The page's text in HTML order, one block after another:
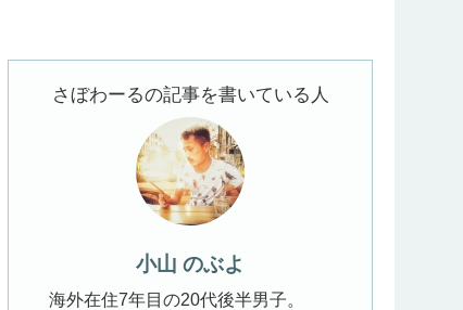
さぼわーるの記事を書いている人
小山 のぶよ
海外在住7年目の20代後半男子。